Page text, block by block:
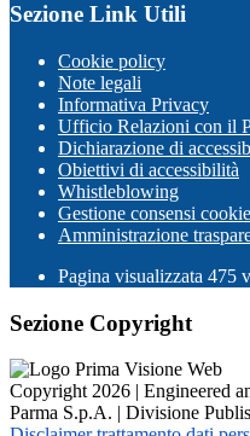
Sezione Link Utili
Cookie policy
Note legali
Informativa Privacy
Ufficio Relazioni con il
Dichiarazione di
Obiettivi di accessibilità
Whistleblowing
Gestione consensi cookie
Amministrazione
Pagina visualizzata 475
Sezione Copyright
Copyright 2026 | Engineered
Parma S.p.A. | Divisione